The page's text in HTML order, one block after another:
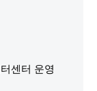
센터 운영